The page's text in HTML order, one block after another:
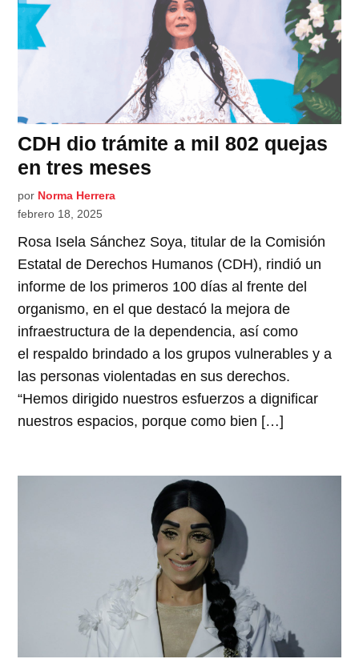
CDH dio trámite a mil 802 quejas
en tres meses
por Norma Herrera
febrero 18, 2025
Rosa Isela Sánchez Soya, titular de la Comisión
Estatal de Derechos Humanos (CDH), rindió un
informe de los primeros 100 días al frente del
organismo, en el que destacó la mejora de
infraestructura de la dependencia, así como
el respaldo brindado a los grupos vulnerables y a
las personas violentadas en sus derechos.
“Hemos dirigido nuestros esfuerzos a dignificar
nuestros espacios, porque como bien […]